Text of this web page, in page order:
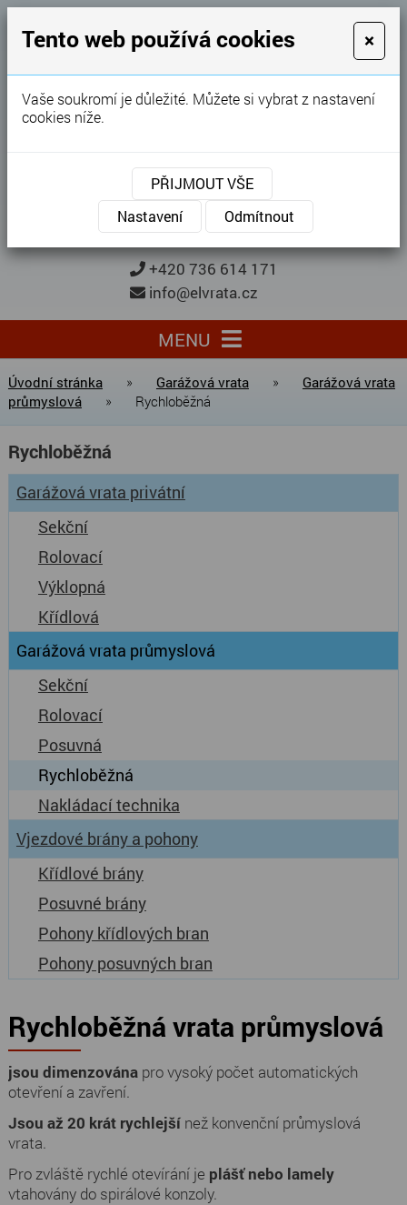
GARÁŽOVÁ VRATA
Karel Procházka
Garážová vrata, brány, ploty ...
Kontaktujte nás
KONTAKTUJTE NÁS
+420 736 614 171
info@elvrata.cz
MENU
Úvodní stránka » Garážová vrata »
Garážová vrata
průmyslová
» Rychloběžná
Rychloběžná
Garážová vrata privátní
Sekční
Rolovací
Výklopná
Křídlová
Garážová vrata průmyslová
Sekční
Rolovací
Posuvná
Rychloběžná
Nakládací technika
Vjezdové brány a pohony
Křídlové brány
Posuvné brány
Pohony křídlových bran
Pohony posuvných bran
Rychloběžná vrata průmyslová
jsou dimenzovánapro vysoký počet automatických
otevření a zavření.
Jsou až 20 krát rychlejší než konvenční průmyslová
vrata.
Pro zvláště rychlé otevírání je plášť nebo lamely
vtahovány do spirálové konzoly.
Tento web používá cookies ×
Vaše soukromí je důležité. Můžete si vybrat z nastavení
cookies níže.
PŘIJMOUT VŠE
Nastavení
Odmítnout